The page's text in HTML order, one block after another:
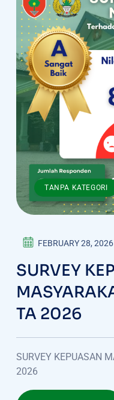
TANPA KATEGORI
FEBRUARY 28, 2026
SURVEY
TA 2026
SURVEY KEPUASAN
2026